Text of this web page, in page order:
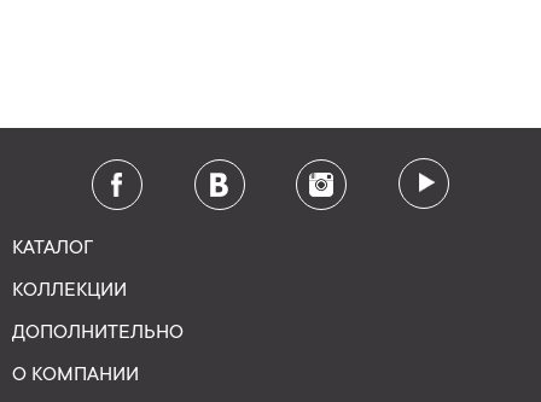
КАТАЛОГ
КОЛЛЕКЦИИ
ДОПОЛНИТЕЛЬНО
О КОМПАНИИ